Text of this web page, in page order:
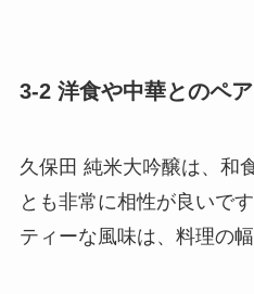
3-2 洋食や中華とのペ
久保田 純米大吟醸は、和
とも非常に相性が良いで
ティーな風味は、料理の